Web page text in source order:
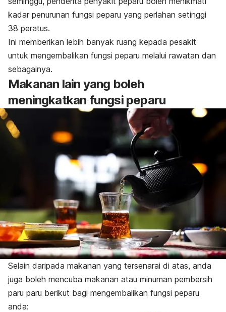
kadar penurunan fungsi peparu yang perlahan setinggi
38 peratus.
Ini memberikan lebih banyak ruang kepada pesakit
untuk mengembalikan fungsi peparu melalui rawatan dan
sebagainya.
Makanan lain yang boleh
meningkatkan fungsi peparu
Selain daripada makanan yang tersenarai di atas, anda
juga boleh mencuba makanan atau minuman pembersih
paru paru berikut bagi mengembalikan fungsi peparu
anda: